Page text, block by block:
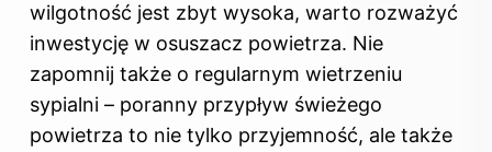
wilgotność jest zbyt wysoka, warto rozważyć
inwestycję w osuszacz powietrza. Nie
zapomnij także o regularnym wietrzeniu
sypialni – poranny przypływ świeżego
powietrza to nie tylko przyjemność, ale także